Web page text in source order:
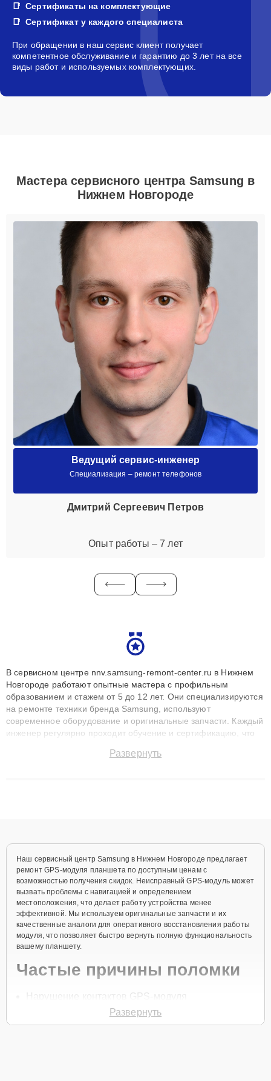
Сертификаты на комплектующие
Сертификат у каждого специалиста
При обращении в наш сервис клиент получает
компетентное обслуживание и гарантию до 3 лет на все
виды работ и используемых комплектующих.
Мастера сервисного центра Samsung в
Нижнем Новгороде
Ведущий сервис-инженер
Специализация – ремонт телефонов
Дмитрий Сергеевич Петров
Опыт работы – 7 лет
В сервисном центре nnv.samsung-remont-center.ru в Нижнем
Новгороде работают опытные мастера с профильным
образованием и стажем от 5 до 12 лет. Они специализируются
на ремонте техники бренда Samsung, используют
современное оборудование и оригинальные запчасти. Каждый
инженер регулярно проходит обучение и сертификацию, что
восстанавливать технику с сохранением гарантии до 3 лет.
Развернуть
Наш сервисный центр Samsung в Нижнем Новгороде предлагает
ремонт GPS-модуля планшета по доступным ценам с
возможностью получения скидок. Неисправный GPS-модуль может
вызвать проблемы с навигацией и определением
местоположения, что делает работу устройства менее
эффективной. Мы используем оригинальные запчасти и их
качественные аналоги для оперативного восстановления работы
модуля, что позволяет быстро вернуть полную функциональность
вашему планшету.
Частые причины поломки
Нарушение контактов GPS-модуля
Физические повреждения
Развернуть